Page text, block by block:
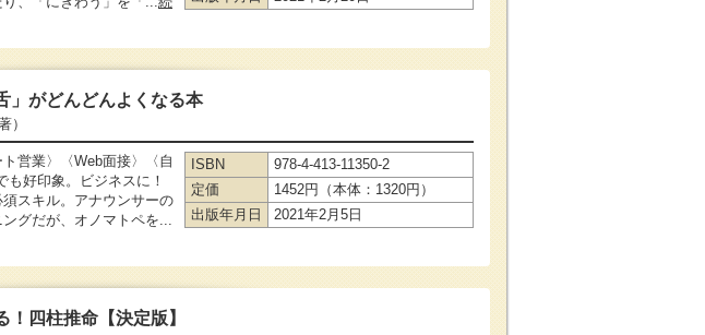
」がどんどんよくなる本
）
営業〉〈Web面接〉〈自
好印象。ビジネスに！
スキル。アナウンサーの
グだが、オノマトペを...
ISBN
978-4-413-11350-2
定価
1452円（本体：1320円）
出版年月日
2021年2月5日
四柱推命【決定版】